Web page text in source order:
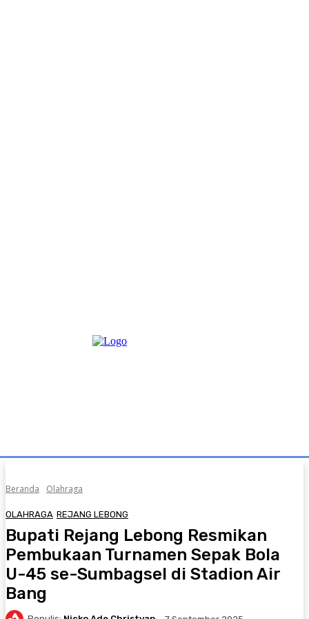
Beranda Olahraga
OLAHRAGA REJANG LEBONG
Bupati Rejang Lebong Resmikan
Pembukaan Turnamen Sepak Bola
U-45 se-Sumbagsel di Stadion Air
Bang